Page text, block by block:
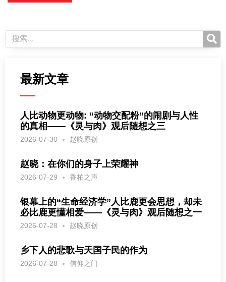
最新文章
人比动物更动物: “动物交配粉”的闹剧与人性
的真相——《灵与肉》观后随想之三
2026-07-30 赵晓原创
赵晓：在你们的身子上荣耀神
2026-07-29 香柏之声
银幕上的“生命经济学”人比鹿更会思想，却未
必比鹿更懂相爱——《灵与肉》观后随想之一
2026-07-28 赵晓原创
乡下人的悲歌与天国子民的作为
2026-07-28 信仰之门